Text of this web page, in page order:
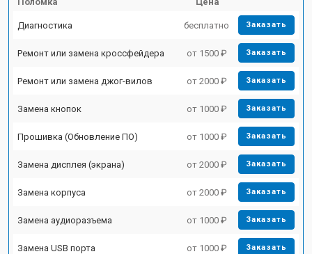
Диагностика бесплатно Заказать
Ремонт или замена кроссфейдера от 1500 ₽ Заказать
Ремонт или замена джог-вилов от 2000 ₽ Заказать
Замена кнопок от 1000 ₽ Заказать
Прошивка (Обновление ПО) от 1000 ₽ Заказать
Замена дисплея (экрана) от 2000 ₽ Заказать
Замена корпуса от 2000 ₽ Заказать
Замена аудиоразъема от 1000 ₽ Заказать
Замена USB порта от 1000 ₽ Заказать